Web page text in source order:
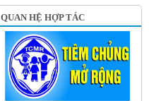
QUAN HỆ HỢP TÁC